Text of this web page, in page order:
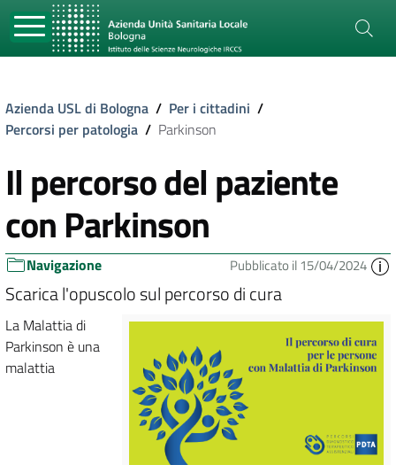
Azienda USL di Bologna / Per i cittadini /
Percorsi per patologia / Parkinson
Il percorso del paziente
con Parkinson
Navigazione Pubblicato il 15/04/2024
Scarica l'opuscolo sul percorso di cura
La Malattia di
Parkinson è una
malattia